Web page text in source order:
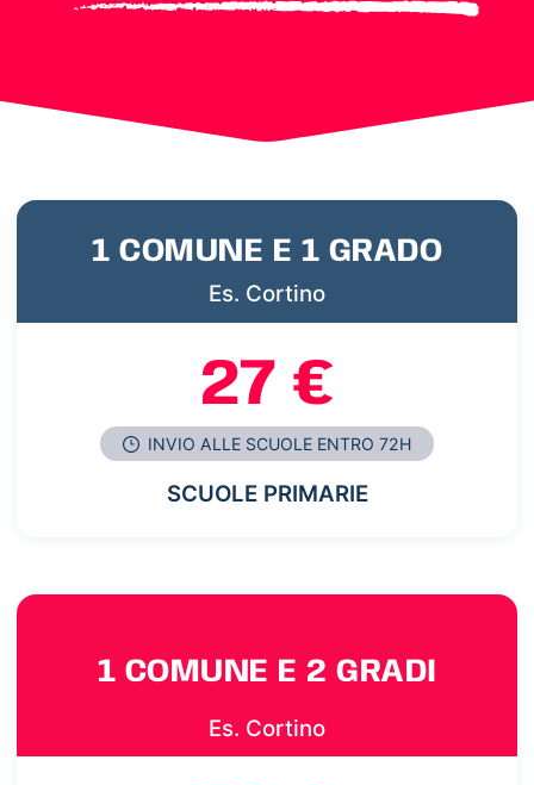
1 COMUNE E 1 GRADO
Es. Cortino
27 €
INVIO ALLE SCUOLE ENTRO 72H
SCUOLE PRIMARIE
1 COMUNE E 2 GRADI
Es. Cortino